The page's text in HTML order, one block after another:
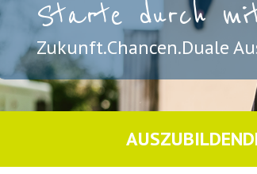
Starte durch
Zukunft.Chancen.Duale